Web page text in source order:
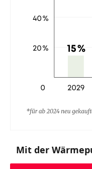
Mit der